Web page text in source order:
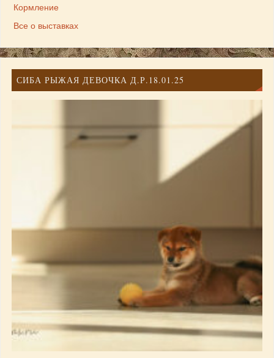
Кормление
Все о выставках
СИБА РЫЖАЯ ДЕВОЧКА Д.Р.18.01.25